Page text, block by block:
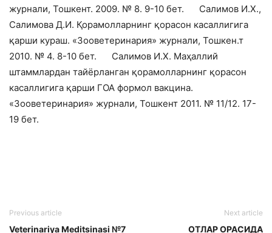
журнали, Тошкент. 2009. № 8. 9-10 бет.
Салимов И.Х.,
Салимова Д.И. Қорамолларнинг қорасон касаллигига
қарши кураш. «Зооветеринария» журнали, Тошкен.т
2010. № 4. 8-10 бет.
Салимов И.Х. Маҳаллий
штаммлардан тайёрланган қорамолларнинг қорасон
касаллигига қарши ГОА формол вакцина.
«Зооветеринария» журнали, Тошкент 2011. № 11/12. 17-
19 бет.
Previous article
Veterinariya Meditsinasi №7
Next article
ОТЛАР ОРАСИДА